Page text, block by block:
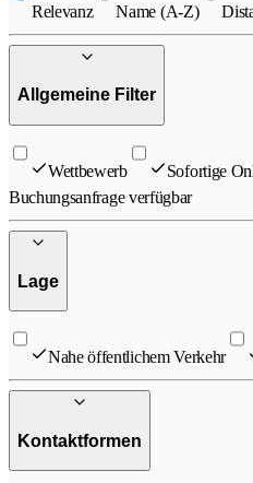
Relevanz Name (A-Z)
Allgemeine Filter
Wettbewerb Sofortige
Buchungsanfrage verfügbar
Lage
Nahe öffentlichem Verkehr
Kontaktformen